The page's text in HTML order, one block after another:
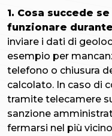
1. Cosa succede
funzionare
inviare i dati di
esempio per
telefono o chiusura
calcolato. In caso di
tramite telecamere
sanzione
fermarsi nel più